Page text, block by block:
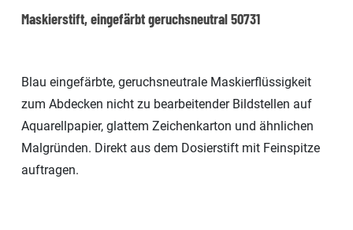
Maskierstift, eingefärbt geruchsneutral 50731
Blau eingefärbte, geruchsneutrale Maskierflüssigkeit
zum Abdecken nicht zu bearbeitender Bildstellen auf
Aquarellpapier, glattem Zeichenkarton und ähnlichen
Malgründen. Direkt aus dem Dosierstift mit Feinspitze
auftragen.